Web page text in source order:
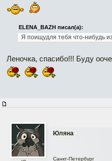
ELENA_BAZH писал(а):
Я поищудля тебя что-нибудь
Леночка, спасибо!!! Буду
Юляна
Санкт-Петербург